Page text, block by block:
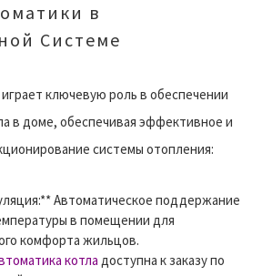
в
Системе
ключевую роль в обеспечении
в доме, обеспечивая эффективное и
системы отопления:
Автоматическое поддержание
в помещении для
комфорта жильцов.
котла доступна к заказу по